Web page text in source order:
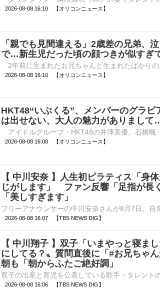
2026-08-08 16:10 【オリコンニュース】
「親でも見間違える」2歳差の兄弟、
で…新生児だった頃の顔つきが似すぎ
2026-08-08 16:10 【オリコンニュース】
HKT48“いぶくる”、メンバーのグラビ
は出せない、大人の魅力がありまして…
2026-08-08 16:08 【オリコンニュース】
【 中川安奈 】人生初ピラティス「身
じがします」 ファン反響「足指が長
「美しすぎます」
2026-08-08 16:07 【TBS NEWS DIG】
【 中川翔子 】双子「いまやっと寝ま
にしてる？〟質問直後に「#お兄ち
朝も「朝からふたご絶好調」
2026-08-08 16:06 【TBS NEWS DIG】